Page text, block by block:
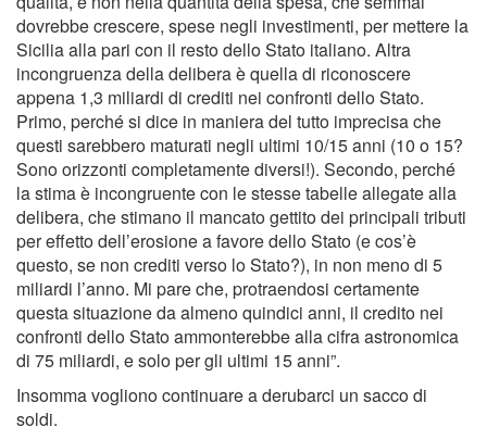
dovrebbe crescere, spese negli investimenti, per mettere la
Sicilia alla pari con il resto dello Stato italiano. Altra
incongruenza della delibera è quella di riconoscere
appena 1,3 miliardi di crediti nei confronti dello Stato.
Primo, perché si dice in maniera del tutto imprecisa che
questi sarebbero maturati negli ultimi 10/15 anni (10 o 15?
Sono orizzonti completamente diversi!). Secondo, perché
la stima è incongruente con le stesse tabelle allegate alla
delibera, che stimano il mancato gettito dei principali tributi
per effetto dell’erosione a favore dello Stato (e cos’è
questo, se non crediti verso lo Stato?), in non meno di 5
miliardi l’anno. Mi pare che, protraendosi certamente
questa situazione da almeno quindici anni, il credito nei
confronti dello Stato ammonterebbe alla cifra astronomica
di 75 miliardi, e solo per gli ultimi 15 anni”.
Insomma vogliono continuare a derubarci un sacco di
soldi.